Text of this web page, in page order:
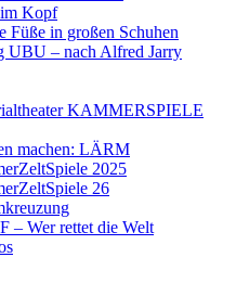
Kopf
Füße in großen Schuhen
UBU – nach Alfred Jarry
KAMMERSPIELE
machen: LÄRM
2025
26
– Wer rettet die Welt